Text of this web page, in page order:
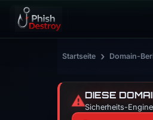
Startseite › Domain-
⚠️DIESE
Sicherheits-